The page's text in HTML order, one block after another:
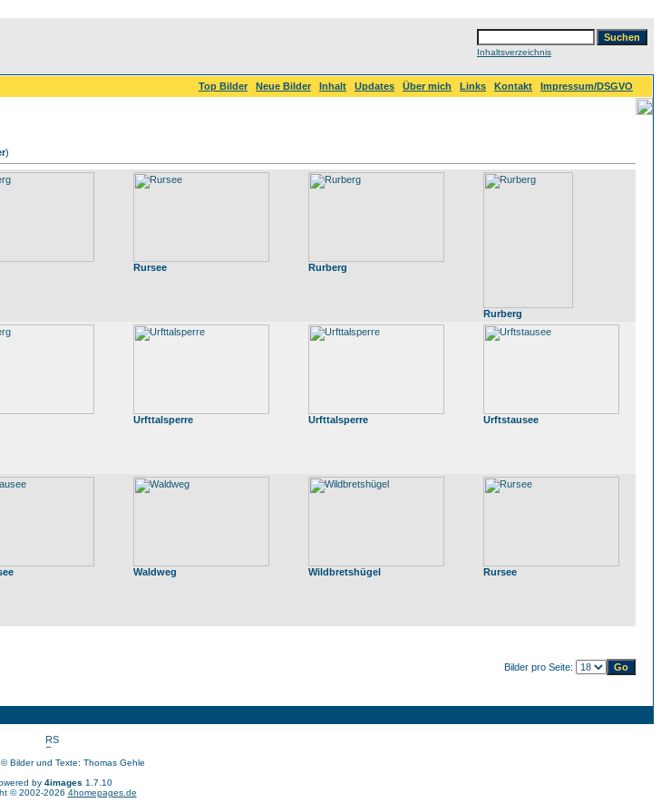
Inhaltsverzeichnis
Top Bilder Neue Bilder Inhalt Updates Über mich Links Kontakt
Impressum/DSGVO
)
Rursee Rurberg
Rurberg
Urfttalsperre Urfttalsperre Urftstausee
Waldweg Wildbretshügel Rursee
Bilder pro Seite:
Bilder und Texte: Thomas Gehle
by 4images 1.7.10
© 2002-2026 4homepages.de